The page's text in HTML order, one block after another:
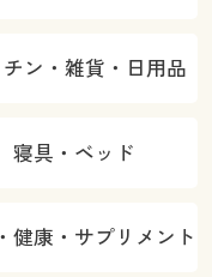
ン・雑貨・日用品
寝具・ベッド
健康・サプリメント